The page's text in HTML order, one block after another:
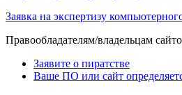
Заявка на экспертизу
Правообладателям/владельцам
Заявите о пиратстве
Ваше ПО или сайт